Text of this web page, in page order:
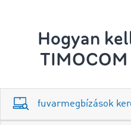
Hogyan
fuvarmegbízások